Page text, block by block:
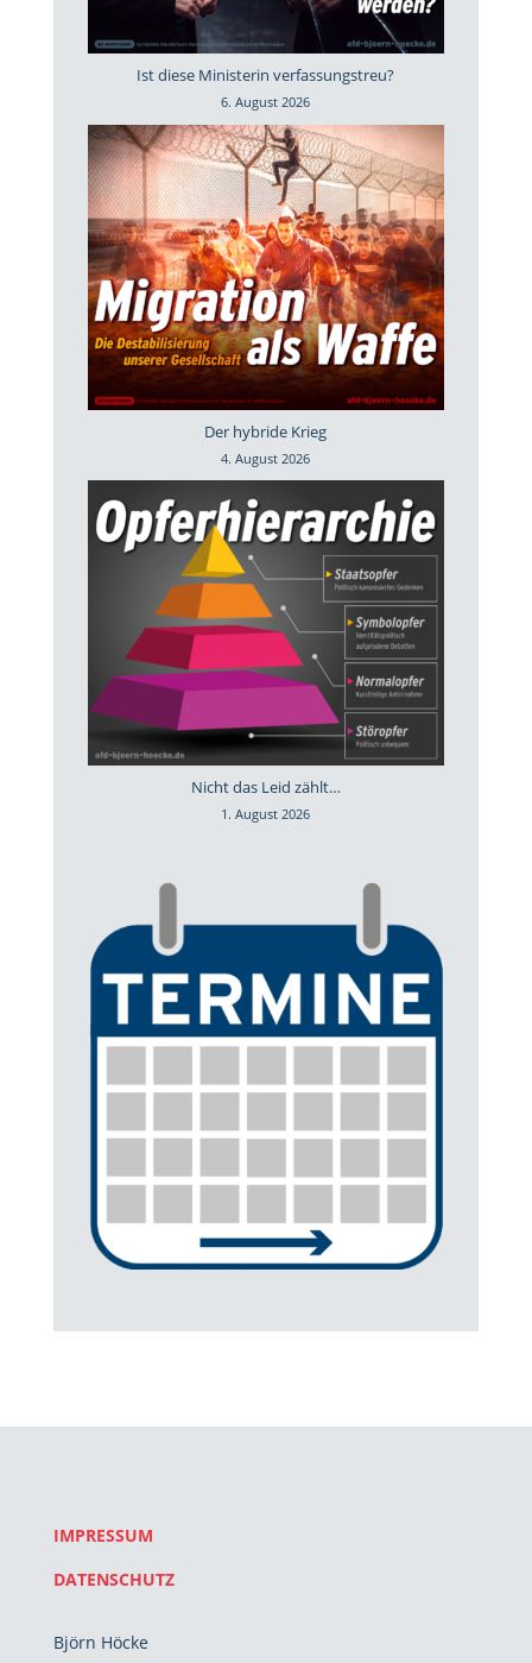
Ist diese Ministerin verfassungstreu?
6. August 2026
Der hybride Krieg
4. August 2026
Nicht das Leid zählt…
1. August 2026
IMPRESSUM
DATENSCHUTZ
Björn Höcke